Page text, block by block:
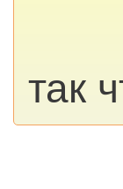
так